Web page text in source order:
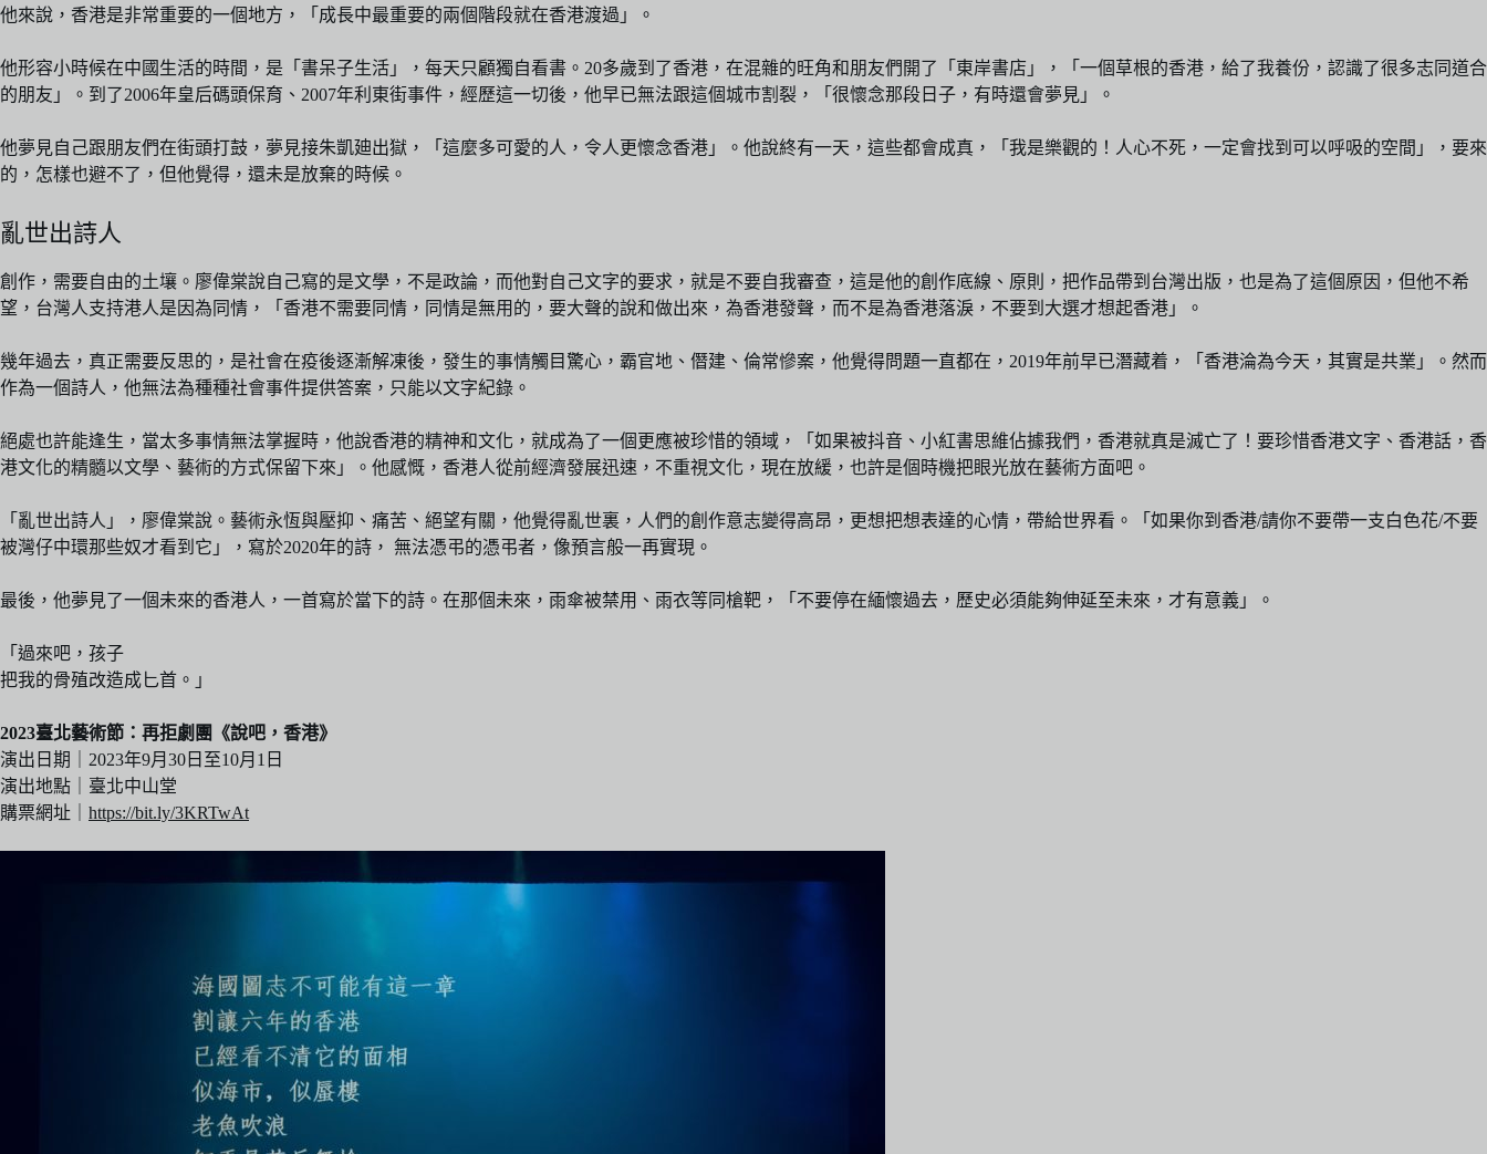
他來說，香港是非常重要的一個地方，「成長中最重要的兩個階段就在香港渡過」。
他形容小時候在中國生活的時間，是「書呆子生活」，每天只顧獨自看書。20多歲到了香港，在混雜的旺角和朋友們開了「東岸書店」，「一個草根的香港，給了我養份，認識了很多志同道合
的朋友」。到了2006年皇后碼頭保育、2007年利東街事件，經歷這一切後，他早已無法跟這個城巿割裂，「很懷念那段日子，有時還會夢見」。
他夢見自己跟朋友們在街頭打鼓，夢見接朱凱廸出獄，「這麼多可愛的人，令人更懷念香港」。他說終有一天，這些都會成真，「我是樂觀的！人心不死，一定會找到可以呼吸的空間」，要來
的，怎樣也避不了，但他覺得，還未是放棄的時候。
亂世出詩人
創作，需要自由的土壤。廖偉棠說自己寫的是文學，不是政論，而他對自己文字的要求，就是不要自我審查，這是他的創作底線、原則，把作品帶到台灣出版，也是為了這個原因，但他不希
望，台灣人支持港人是因為同情，「香港不需要同情，同情是無用的，要大聲的說和做出來，為香港發聲，而不是為香港落淚，不要到大選才想起香港」。
幾年過去，真正需要反思的，是社會在疫後逐漸解凍後，發生的事情觸目驚心，霸官地、僭建、倫常慘案，他覺得問題一直都在，2019年前早已潛藏着，「香港淪為今天，其實是共業」。然而
作為一個詩人，他無法為種種社會事件提供答案，只能以文字紀錄。
絕處也許能逢生，當太多事情無法掌握時，他說香港的精神和文化，就成為了一個更應被珍惜的領域，「如果被抖音、小紅書思維佔據我們，香港就真是滅亡了！要珍惜香港文字、香港話，香
港文化的精髓以文學、藝術的方式保留下來」。他感慨，香港人從前經濟發展迅速，不重視文化，現在放緩，也許是個時機把眼光放在藝術方面吧。
「亂世出詩人」，廖偉棠說。藝術永恆與壓抑、痛苦、絕望有關，他覺得亂世裏，人們的創作意志變得高昂，更想把想表達的心情，帶給世界看。「如果你到香港/請你不要帶一支白色花/不要
被灣仔中環那些奴才看到它」，寫於2020年的詩， 無法憑弔的憑弔者，像預言般一再實現。
最後，他夢見了一個未來的香港人，一首寫於當下的詩。在那個未來，雨傘被禁用、雨衣等同槍靶，「不要停在緬懷過去，歷史必須能夠伸延至未來，才有意義」。
「過來吧，孩子
把我的骨殖改造成匕首。」
2023臺北藝術節：再拒劇團《說吧，香港》
演出日期｜2023年9月30日至10月1日
演出地點｜臺北中山堂
購票網址｜ https://bit.ly/3KRTwAt